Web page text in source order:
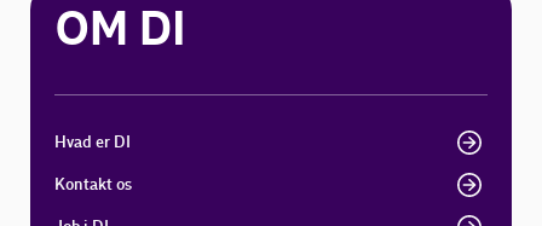
OM DI
Hvad er DI
Kontakt os